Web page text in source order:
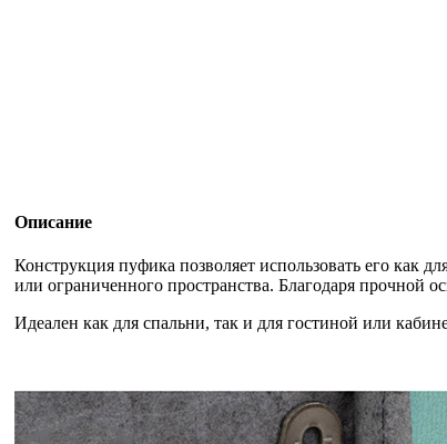
Описание
Конструкция пуфика позволяет использовать его как
или ограниченного пространства. Благодаря прочной
Идеален как для спальни, так и для гостиной или